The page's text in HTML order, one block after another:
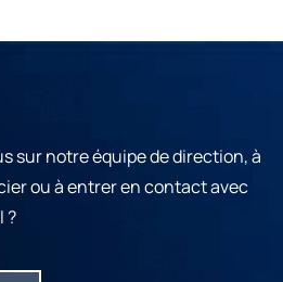
sur notre équipe de direction, à
ou à entrer en contact avec
?